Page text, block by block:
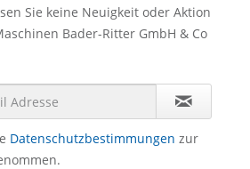
Sie keine Neuigkeit oder Aktion
Bader-Ritter GmbH & Co
Datenschutzbestimmungen zur